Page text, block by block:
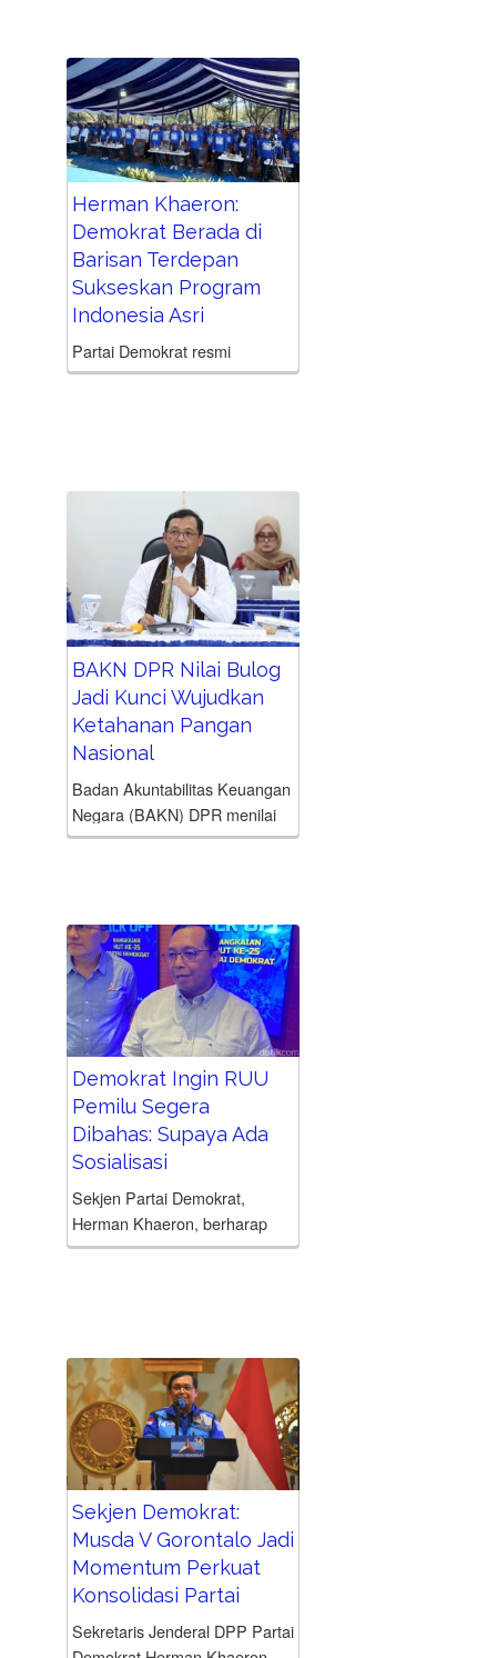
aktivis, dan masyarakat di
Rumah...
Herman Khaeron:
Demokrat Berada di
Barisan Terdepan
Sukseskan Program
Indonesia Asri
Partai Demokrat resmi
meluncurkan Gerakan Nasional
selama delapan pekan tersebut
menjadi wujud pengabdian
Demokrat...
BAKN DPR Nilai Bulog
Jadi Kunci Wujudkan
Ketahanan Pangan
Nasional
Badan Akuntabilitas Keuangan
Negara (BAKN) DPR menilai
penguatan tata kelola dan
pangan nasional. Sebagai
instrumen negara, perusahaan
plat merah ini dinilai memiliki...
Demokrat Ingin RUU
Pemilu Segera
Dibahas: Supaya Ada
Sosialisasi
Sekjen Partai Demokrat,
Herman Khaeron, berharap
pembahasan revisi Undang-
secepatnya dilakukan. “Kami
inginnya secepatnya, kami
ingin secepatnya supaya...
Sekjen Demokrat:
Musda V Gorontalo Jadi
Momentum Perkuat
Konsolidasi Partai
Sekretaris Jenderal DPP Partai